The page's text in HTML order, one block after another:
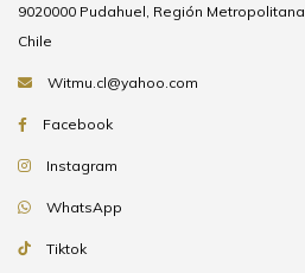
9020000 Pudahuel, Región Metropolitana
Chile
Witmu.cl@yahoo.com
Facebook
Instagram
WhatsApp
Tiktok